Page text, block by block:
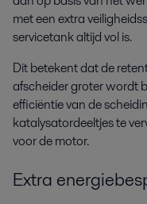
met een extra
servicetank altijd vol is.
Dit betekent dat de
afscheider groter wordt
efficiëntie van de
katalysatordeeltjes te
voor de motor.
Extra